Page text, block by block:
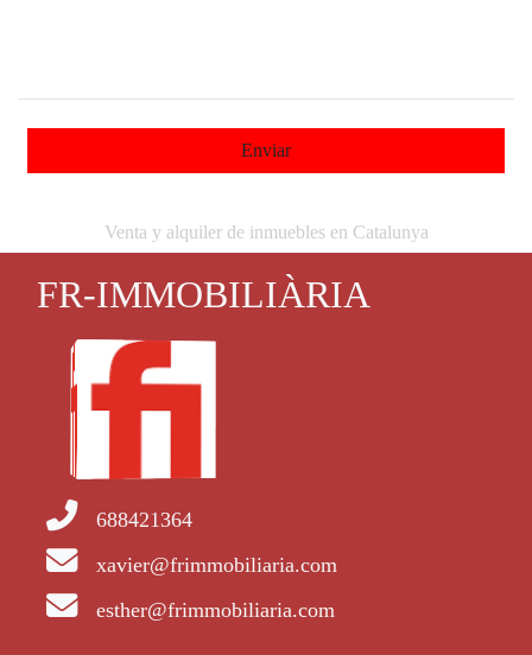
Enviar
Venta y alquiler de inmuebles en Catalunya
FR-IMMOBILIÀRIA
688421364
xavier@frimmobiliaria.com
esther@frimmobiliaria.com